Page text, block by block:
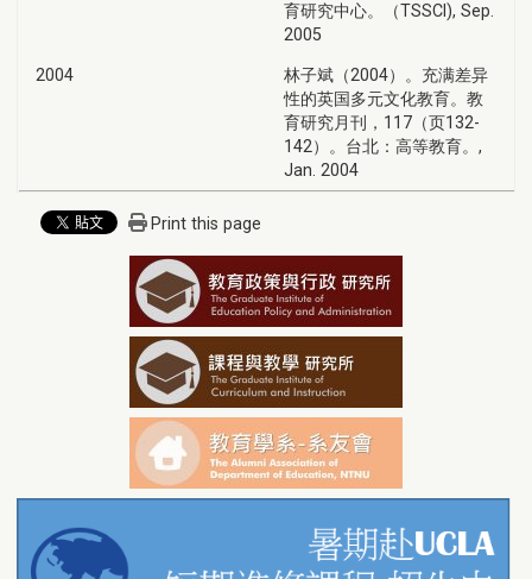
育研究中心。（TSSCI), Sep.
2005
2004
林子斌（2004）。充满差异
性的英国多元文化教育。教
育研究月刊，117（页132-
142）。台北：高等教育。,
Jan. 2004
Print this page